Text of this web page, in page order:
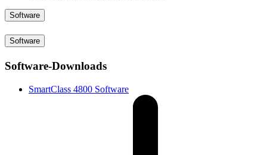
Software
Software
Software-Downloads
SmartClass 4800 Software